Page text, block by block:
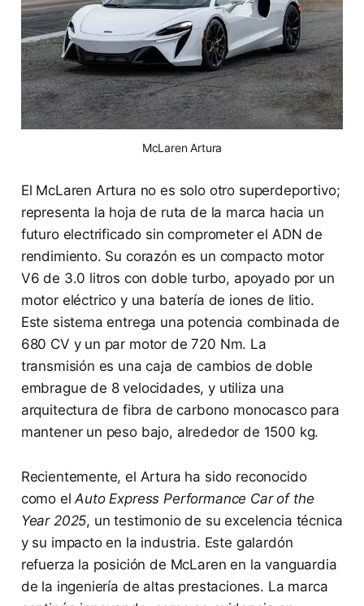
McLaren Artura
El McLaren Artura no es solo otro superdeportivo;
representa la hoja de ruta de la marca hacia un
futuro electrificado sin comprometer el ADN de
rendimiento. Su corazón es un compacto motor
V6 de 3.0 litros con doble turbo, apoyado por un
motor eléctrico y una batería de iones de litio.
Este sistema entrega una potencia combinada de
680 CV y un par motor de 720 Nm. La
transmisión es una caja de cambios de doble
embrague de 8 velocidades, y utiliza una
arquitectura de fibra de carbono monocasco para
mantener un peso bajo, alrededor de 1500 kg.
Recientemente, el Artura ha sido reconocido
como elAuto Express Performance Car of the
Year 2025, un testimonio de su excelencia técnica
y su impacto en la industria. Este galardón
refuerza la posición de McLaren en la vanguardia
de la ingeniería de altas prestaciones. La marca